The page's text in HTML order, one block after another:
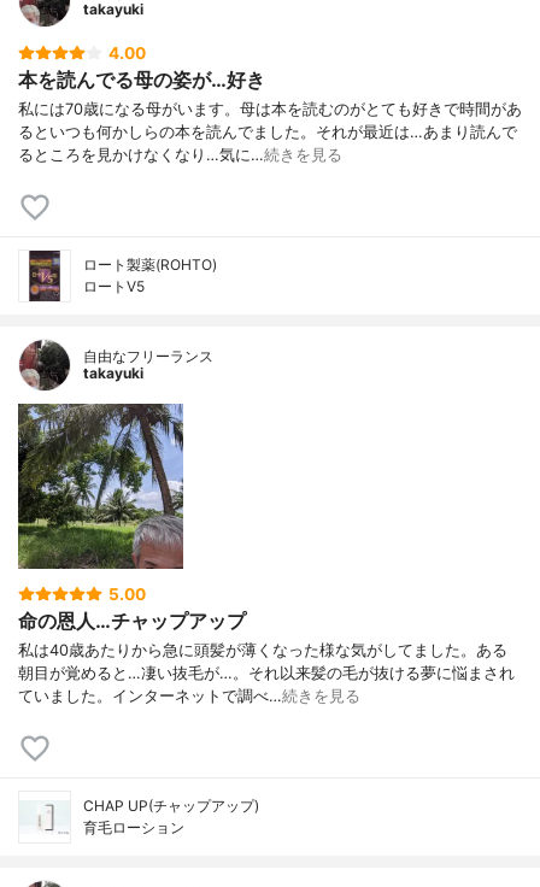
takayuki
4.00
本を読んでる母の姿が…好き
私には70歳になる母がいます。母は本を読むのがとても好きで時間があ
るといつも何かしらの本を読んでました。それが最近は…あまり読んで
るところを見かけなくなり…気に…続きを見る
ロート製薬(ROHTO)
ロートV5
自由なフリーランス
takayuki
5.00
命の恩人…チャップアップ
私は40歳あたりから急に頭髪が薄くなった様な気がしてました。ある
朝目が覚めると…凄い抜毛が…。それ以来髪の毛が抜ける夢に悩まされ
ていました。インターネットで調べ…続きを見る
CHAP UP(チャップアップ)
育毛ローション